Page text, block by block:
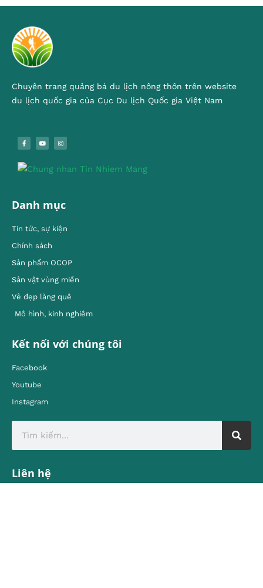
Chuyên trang quảng bá du lịch nông thôn trên website
du lịch quốc gia của Cục Du lịch Quốc gia Việt Nam
Danh mục
Tin tức, sự kiện
Chính sách
Sản phẩm OCOP
Sản vật vùng miền
Vẻ đẹp làng quê
Mô hình, kinh nghiêm
Kết nối với chúng tôi
Facebook
Youtube
Instagram
Liên hệ